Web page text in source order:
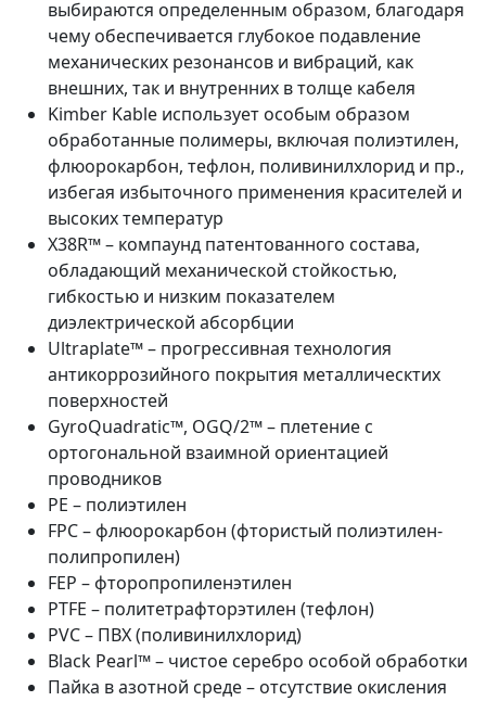
выбираются определенным образом, благодаря
чему обеспечивается глубокое подавление
механических резонансов и вибраций, как
внешних, так и внутренних в толще кабеля
Kimber Kable использует особым образом
обработанные полимеры, включая полиэтилен,
флюорокарбон, тефлон, поливинилхлорид и пр.,
избегая избыточного применения красителей и
высоких температур
X38R™ – компаунд патентованного состава,
обладающий механической стойкостью,
гибкостью и низким показателем
диэлектрической абсорбции
Ultraplate™ – прогрессивная технология
антикоррозийного покрытия металлическтих
поверхностей
GyroQuadratic™, OGQ/2™ – плетение с
ортогональной взаимной ориентацией
проводников
PE – полиэтилен
FPC – флюорокарбон (фтористый полиэтилен-
полипропилен)
FEP – фторопропиленэтилен
PTFE – политетрафторэтилен (тефлон)
PVC – ПВХ (поливинилхлорид)
Black Pearl™ – чистое серебро особой обработки
Пайка в азотной среде – отсутствие окисления